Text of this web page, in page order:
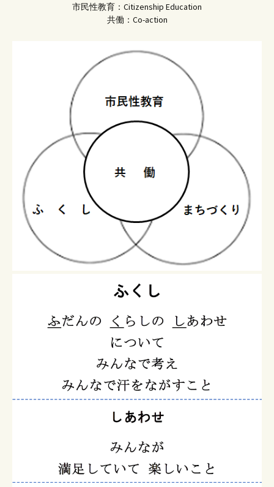
市民性教育：Citizenship Education
共働：Co-action